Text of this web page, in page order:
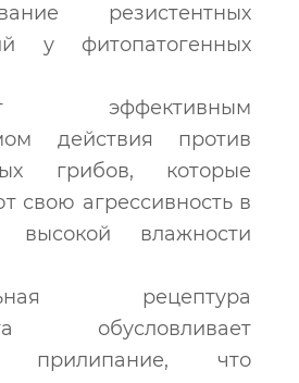
резистентных
у фитопатогенных
эффективным
действия против
грибов, которые
свою агрессивность в
высокой влажности
рецептура
обусловливает
прилипание, что